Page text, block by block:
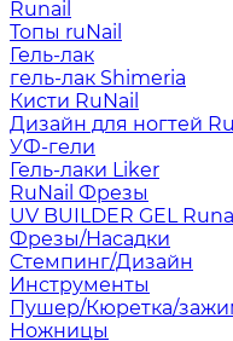
Runail
Топы ruNail
Гель-лак
гель-лак Shimeria
Кисти RuNail
Дизайн для ногтей
УФ-гели
Гель-лаки Liker
RuNail Фрезы
UV BUILDER GEL
Фрезы/Насадки
Стемпинг/Дизайн
Инструменты
Пушер/Кюретка/
Ножницы